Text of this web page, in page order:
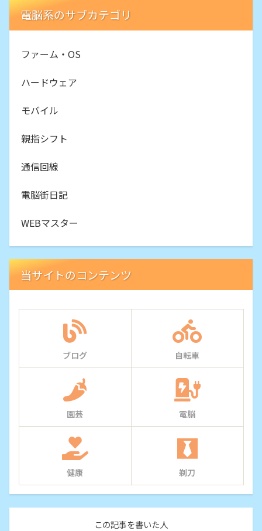
電脳系のサブカテゴリ
ファーム・OS
ハードウェア
モバイル
親指シフト
通信回線
電脳街日記
WEBマスター
当サイトのコンテンツ
ブログ 自転車
園芸 電脳
健康 剃刀
この記事を書いた人